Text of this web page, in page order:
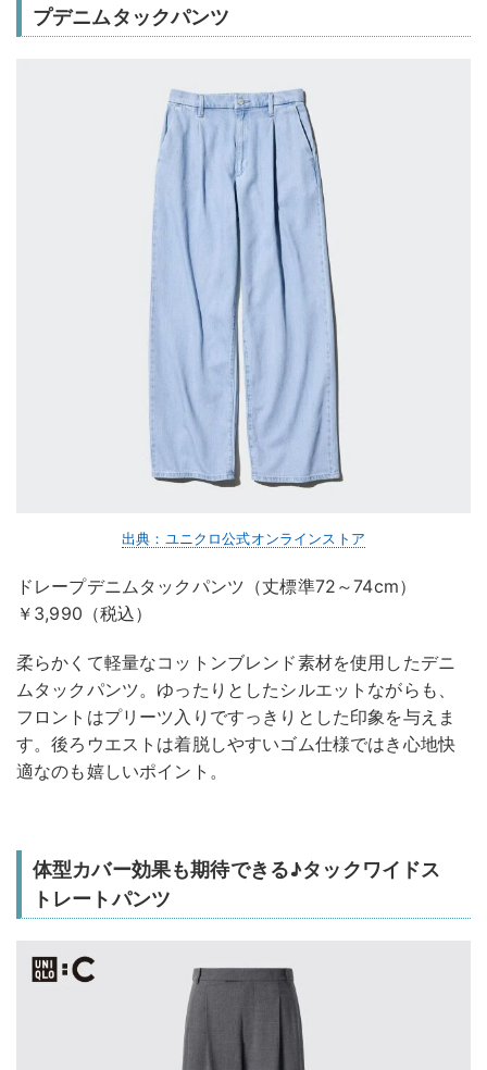
プデニムタックパンツ
出典：ユニクロ公式オンラインストア
ドレープデニムタックパンツ（丈標準72～74cm）
￥3,990（税込）
柔らかくて軽量なコットンブレンド素材を使用したデニ
ムタックパンツ。ゆったりとしたシルエットながらも、
フロントはプリーツ入りですっきりとした印象を与えま
す。後ろウエストは着脱しやすいゴム仕様ではき心地快
適なのも嬉しいポイント。
体型カバー効果も期待できる♪タックワイドス
トレートパンツ